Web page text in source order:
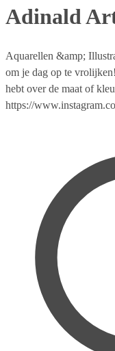
Adinald
Aquarellen &amp;
om je dag op te
hebt over de maat of
https://